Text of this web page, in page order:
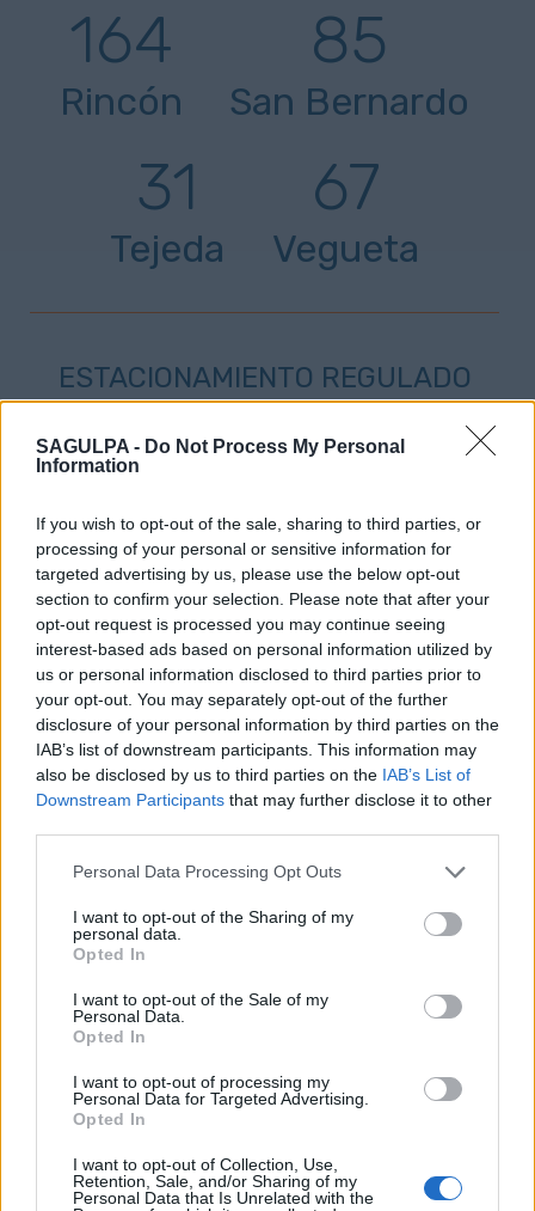
SAGULPA - Do Not Process My Personal
Information
If you wish to opt-out of the sale, sharing to third parties, or
processing of your personal or sensitive information for
targeted advertising by us, please use the below opt-out
section to confirm your selection. Please note that after your
opt-out request is processed you may continue seeing
interest-based ads based on personal information utilized by
us or personal information disclosed to third parties prior to
your opt-out. You may separately opt-out of the further
disclosure of your personal information by third parties on the
IAB’s list of downstream participants. This information may
also be disclosed by us to third parties on the IAB’s List of
Downstream Participants that may further disclose it to other
Personal Data Processing Opt Outs
I want to opt-out of the Sharing of my
personal data.
Opted In
I want to opt-out of the Sale of my
Personal Data.
Opted In
I want to opt-out of processing my
Personal Data for Targeted Advertising.
Opted In
I want to opt-out of Collection, Use,
Retention, Sale, and/or Sharing of my
Personal Data that Is Unrelated with the
164
Rincón
85
San Bernardo
31
Tejeda
67
Vegueta
ESTACIONAMIENTO REGULADO
SOLO ZONA AZUL SOLO ZONA VERDE
Altavista
0 Plazas de
109
Ocupación: 100%
Mostrar zona
Schamann
104
Ocupación: 100%
Mostrar zona
Guanarteme
82 Plazas de
766
Ocupación: 89%
Mostrar zona